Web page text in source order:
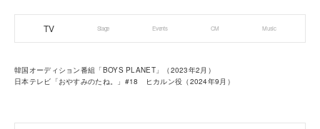
TV Stage Events CM Music
韓国オーディション番組「BOYS PLANET」（2023年2月）
日本テレビ「おやすみのたね。」#18 ヒカルン役（2024年9月）